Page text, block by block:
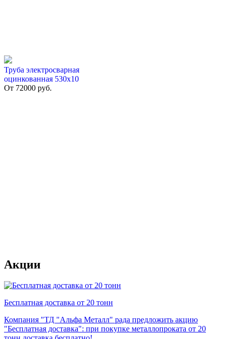
Труба электросварная
оцинкованная 530х10
От 72000 руб.
Акции
Бесплатная доставка от 20 тонн
Компания "ТД "Альфа Металл" рада предложить акцию
"Бесплатная доставка": при покупке металлопроката от 20